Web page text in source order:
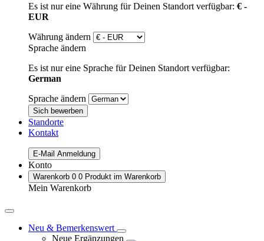
Es ist nur eine Währung für Deinen Standort verfügbar: € -
EUR
Währung ändern
Sprache ändern
Es ist nur eine Sprache für Deinen Standort verfügbar:
German
Sprache ändern
Sich bewerben
Standorte
Kontakt
E-Mail Anmeldung
Konto
Warenkorb 0 0 Produkt im Warenkorb
Mein Warenkorb
Neu & Bemerkenswert
Neue Ergänzungen